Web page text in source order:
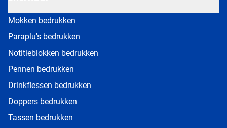
Mokken bedrukken
Paraplu's bedrukken
Notitieblokken bedrukken
Pennen bedrukken
Drinkflessen bedrukken
Doppers bedrukken
Tassen bedrukken